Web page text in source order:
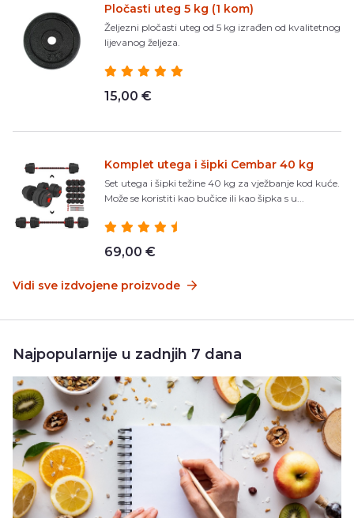
Pločasti uteg 5 kg (1 kom)
Željezni pločasti uteg od 5 kg izrađen od kvalitetnog
lijevanog željeza.
15,00 €
Komplet utega i šipki Cembar 40 kg
Set utega i šipki težine 40 kg za vježbanje kod kuće.
Može se koristiti kao bučice ili kao šipka s u...
69,00 €
Vidi sve izdvojene proizvode
Najpopularnije u zadnjih 7 dana